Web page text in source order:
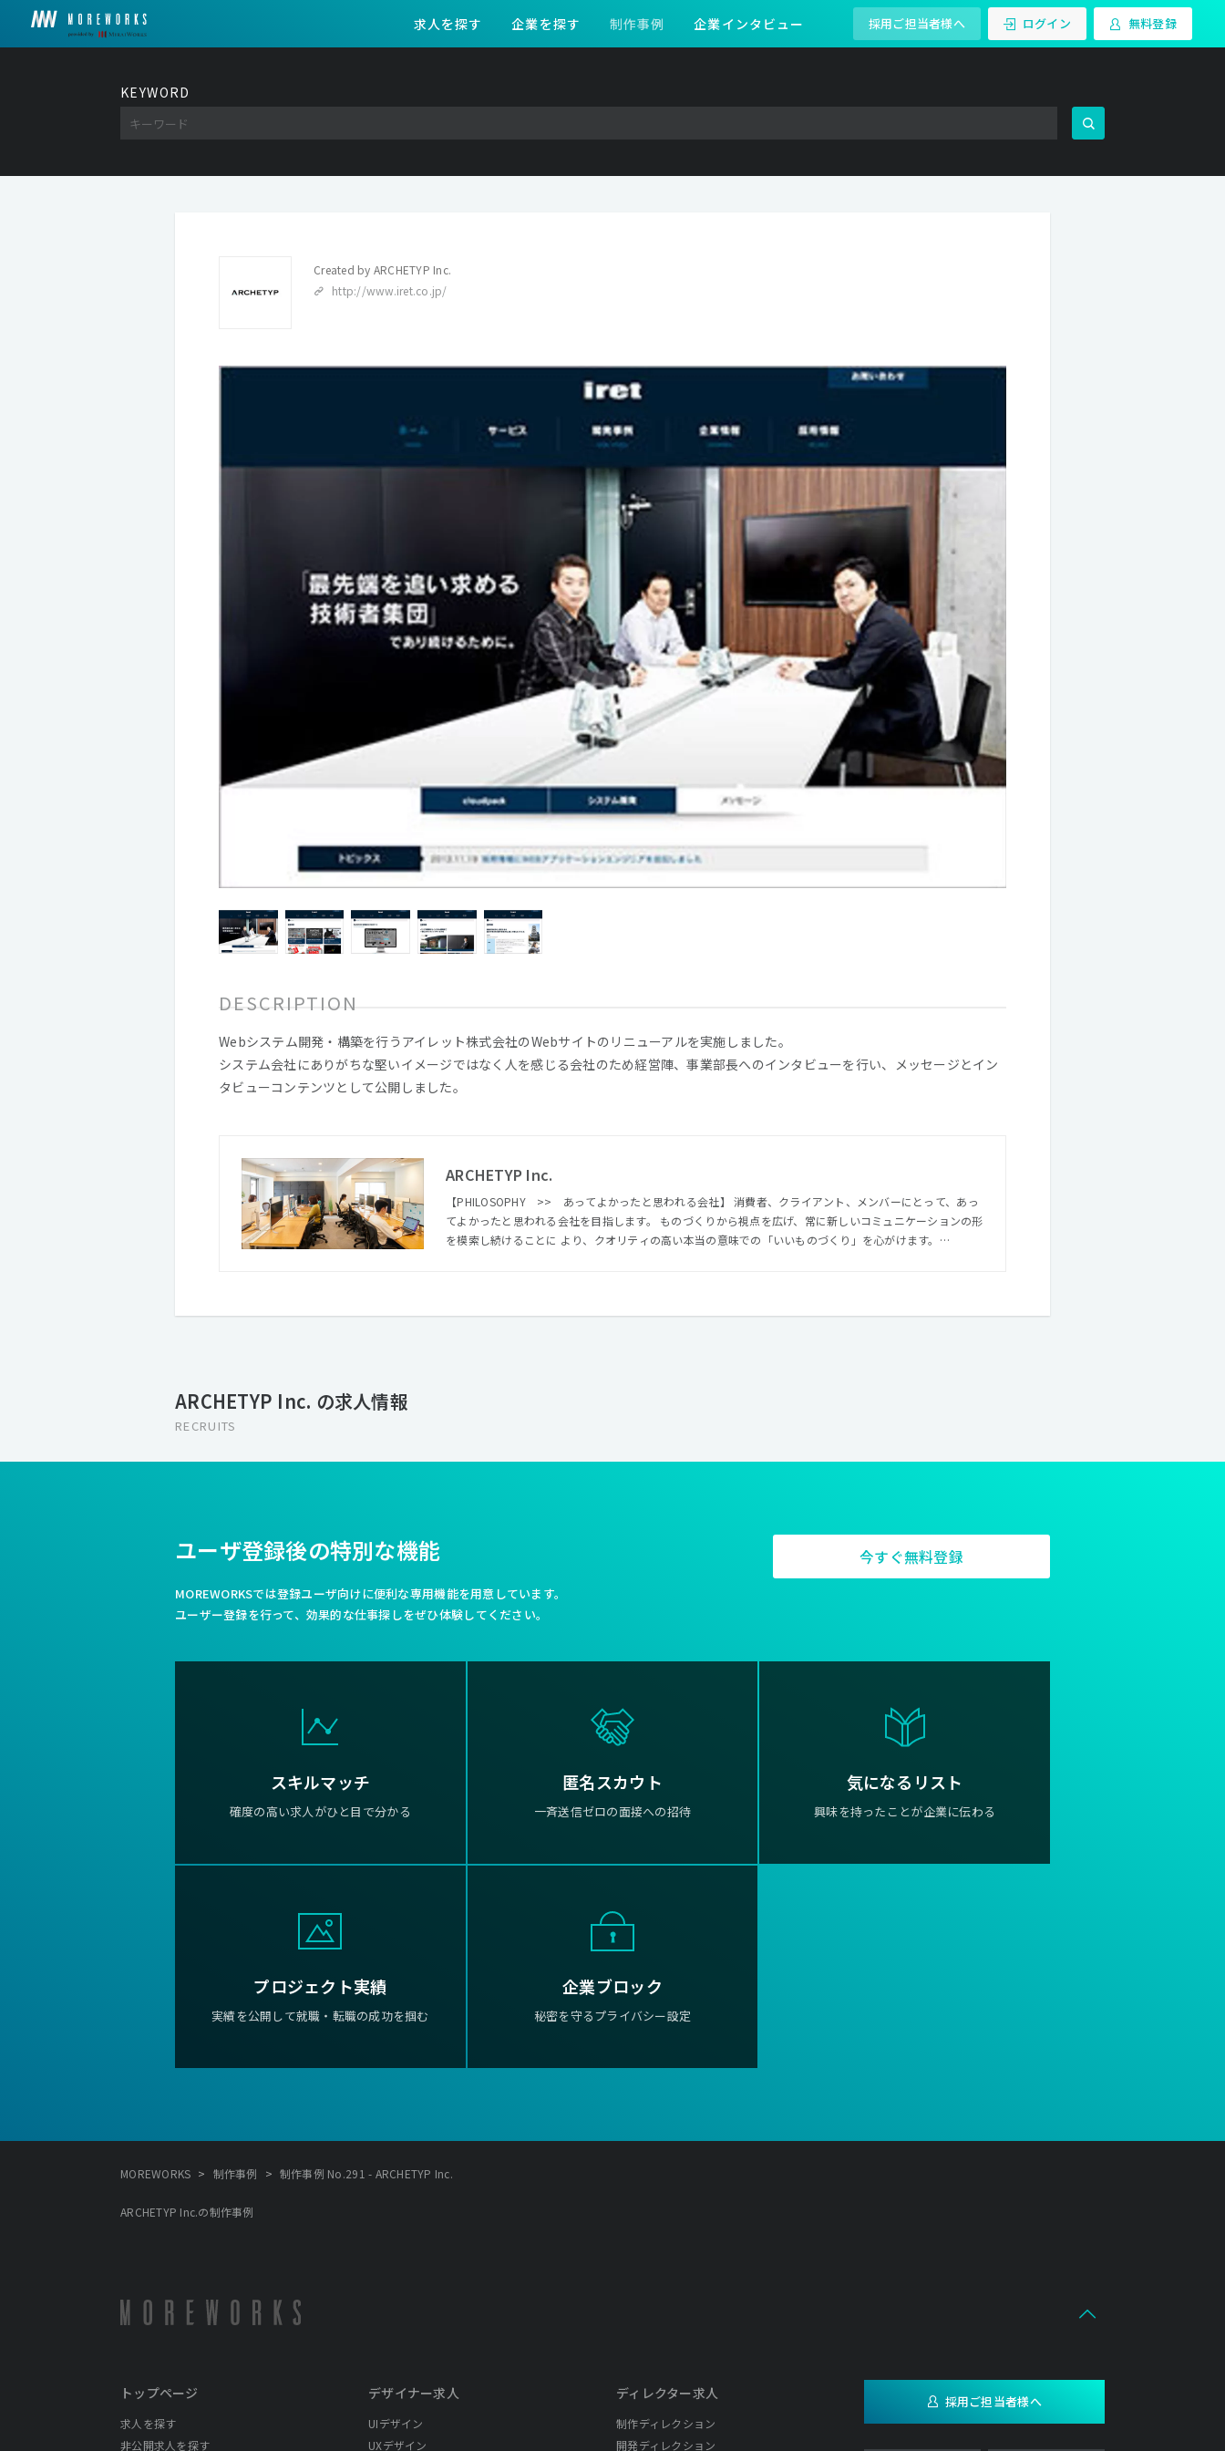
求人を探す 企業を探す 制作事例 企業インタビュー 採用ご担当者様へ ログイン 無料登録
KEYWORD
Created by ARCHETYP Inc.
http://www.iret.co.jp/
DESCRIPTION
Webシステム開発・構築を行うアイレット株式会社のWebサイトのリニューアルを実施しました。
システム会社にありがちな堅いイメージではなく人を感じる会社のため経営陣、事業部長へのインタビューを行い、メッセージとイン
タビューコンテンツとして公開しました。
ARCHETYP Inc.
【PHILOSOPHY >> あってよかったと思われる会社】 消費者、クライアント、メンバーにとって、あっ
てよかったと思われる会社を目指します。 ものづくりから視点を広げ、常に新しいコミュニケーションの形
を模索し続けることに より、クオリティの高い本当の意味での「いいものづくり」を心がけます。
イアントとより良き未来を創造していきます。
ARCHETYP Inc. の求人情報
RECRUITS
ユーザ登録後の特別な機能
MOREWORKSでは登録ユーザ向けに便利な専用機能を用意しています。
ユーザー登録を行って、効果的な仕事探しをぜひ体験してください。
今すぐ無料登録
スキルマッチ
確度の高い求人がひと目で分かる
匿名スカウト
一斉送信ゼロの面接への招待
気になるリスト
興味を持ったことが企業に伝わる
プロジェクト実績
実績を公開して就職・転職の成功を掴む
企業ブロック
秘密を守るプライバシー設定
MOREWORKS > 制作事例 > 制作事例 No.291 - ARCHETYP Inc.
ARCHETYP Inc.の制作事例
トップページ
求人を探す
非公開求人を探す
デザイナー求人
UIデザイン
UXデザイン
ディレクター求人
制作ディレクション
開発ディレクション
採用ご担当者様へ